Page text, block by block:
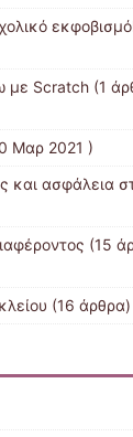
με Scratch (1
Μαρ 2021 )
και ασφάλεια
(15
(16